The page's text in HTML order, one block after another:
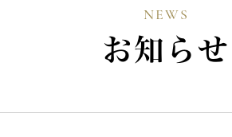
NEWS
お知らせ